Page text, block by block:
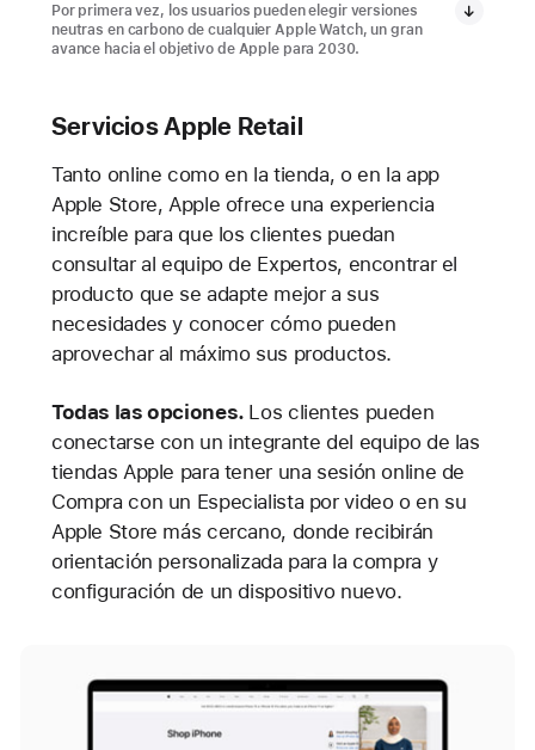
Por primera vez, los usuarios pueden elegir versiones
neutras en carbono de cualquier Apple Watch, un gran
avance hacia el objetivo de Apple para 2030.
Servicios Apple Retail
Tanto online como en la tienda, o en la app
Apple Store, Apple ofrece una experiencia
increíble para que los clientes puedan
consultar al equipo de Expertos, encontrar el
producto que se adapte mejor a sus
necesidades y conocer cómo pueden
aprovechar al máximo sus productos.
Todas las opciones. Los clientes pueden
conectarse con un integrante del equipo de las
tiendas Apple para tener una sesión online de
Compra con un Especialista por video o en su
Apple Store más cercano, donde recibirán
orientación personalizada para la compra y
configuración de un dispositivo nuevo.